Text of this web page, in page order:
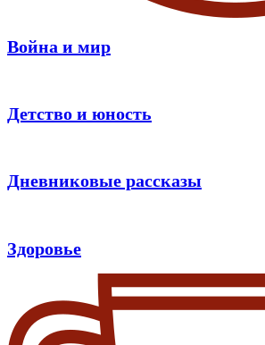
Война и мир
Детство и юность
Дневниковые рассказы
Здоровье